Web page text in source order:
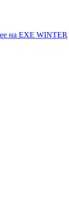
на EXE WINTER